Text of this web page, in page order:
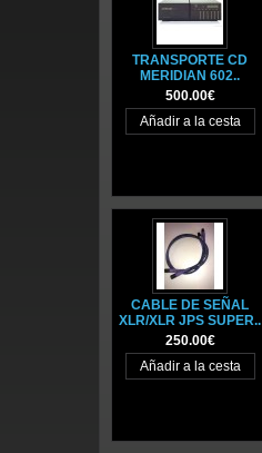
TRANSPORTE CD
MERIDIAN 602..
500.00€
CABLE DE SEÑAL
XLR/XLR JPS SUPER..
250.00€